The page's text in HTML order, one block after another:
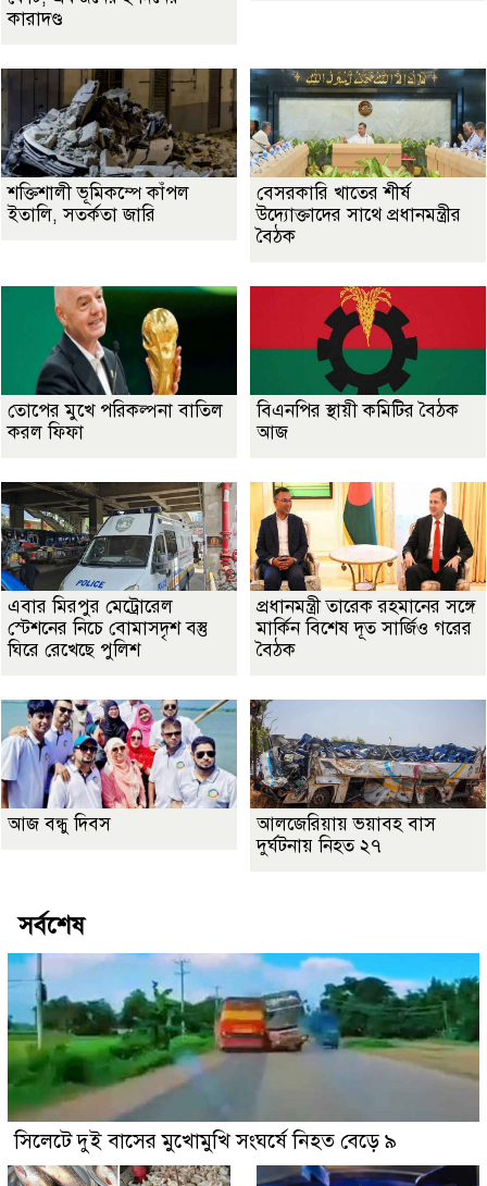
কারাদণ্ড
শক্তিশালী ভূমিকম্পে কাঁপল
ইতালি, সতর্কতা জারি
বেসরকারি খাতের শীর্ষ
উদ্যোক্তাদের সাথে প্রধানমন্ত্রীর
বৈঠক
তোপের মুখে পরিকল্পনা বাতিল
করল ফিফা
বিএনপির স্থায়ী কমিটির বৈঠক
আজ
এবার মিরপুর মেট্রোরেল
স্টেশনের নিচে বোমাসদৃশ বস্তু
ঘিরে রেখেছে পুলিশ
প্রধানমন্ত্রী তারেক রহমানের সঙ্গে
মার্কিন বিশেষ দূত সার্জিও গরের
বৈঠক
আজ বন্ধু দিবস
আলজেরিয়ায় ভয়াবহ বাস
দুর্ঘটনায় নিহত ২৭
সর্বশেষ
সিলেটে দুই বাসের মুখোমুখি সংঘর্ষে নিহত বেড়ে ৯